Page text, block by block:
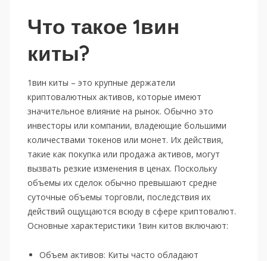
Что такое 1вин
киты?
1вин киты – это крупные держатели
криптовалютных активов, которые имеют
значительное влияние на рынок. Обычно это
инвесторы или компании, владеющие большими
количествами токенов или монет. Их действия,
такие как покупка или продажа активов, могут
вызвать резкие изменения в ценах. Поскольку
объемы их сделок обычно превышают средне
суточные объемы торговли, последствия их
действий ощущаются всюду в сфере криптовалют.
Основные характеристики 1вин китов включают:
Объем активов: Киты часто обладают